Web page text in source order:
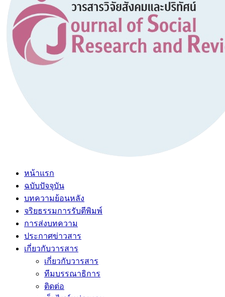
หน้าแรก
ฉบับปัจจุบัน
บทความย้อนหลัง
จริยธรรมการรับตีพิมพ์
การส่งบทความ
ประกาศข่าวสาร
เกี่ยวกับวารสาร
เกี่ยวกับวารสาร
ทีมบรรณาธิการ
ติดต่อ